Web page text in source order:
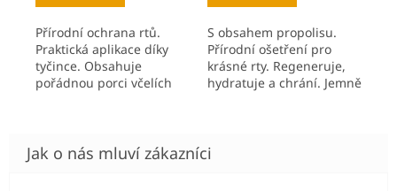
Přírodní ochrana rtů.
Praktická aplikace díky
tyčince. Obsahuje
pořádnou porci včelích
S obsahem propolisu.
Přírodní ošetření pro
krásné rty. Regeneruje,
hydratuje a chrání. Jemně